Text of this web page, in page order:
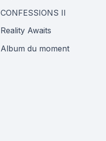
CONFESSIONS II
Reality Awaits
Album du moment